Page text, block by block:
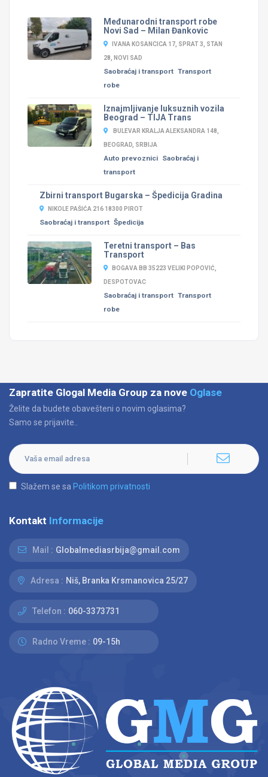
Međunarodni transport robe
Novi Sad – Milan Đankovic
IVANA KOSANCICA 17, SPRAT 3, STAN
28, NOVI SAD
Saobraćaj i transport Transport
robe
Iznajmljivanje luksuznih vozila
Beograd – TIJA Trans
BULEVAR KRALJA ALEKSANDRA 148,
BEOGRAD, SRBIJA
Auto prevoznici Saobraćaj i
transport
Zbirni transport Bugarska – Špedicija Gradina
NIKOLE PAŠIĆA 216 18300 PIROT
Saobraćaj i transport Špedicija
Teretni transport – Bas
Transport
BOGAVA BB 35223 VELIKI POPOVIĆ,
DESPOTOVAC
Saobraćaj i transport Transport
robe
Zapratite Glogal Media Group za nove Oglase
Želite da budete obavešteni o novim oglasima?
Samo se prijavite..
Slažem se sa Politikom privatnosti
Kontakt Informacije
Mail : Globalmediasrbija@gmail.com
Adresa : Niš, Branka Krsmanovica 25/27
Telefon : 060-3373731
Radno Vreme : 09-15h